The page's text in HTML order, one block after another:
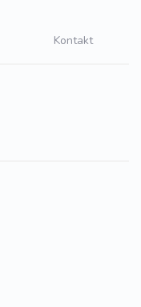
Kontakt